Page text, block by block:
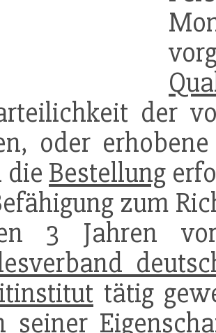
der
oder
die Bestellung
zum
3 Jahren
tätig
seiner